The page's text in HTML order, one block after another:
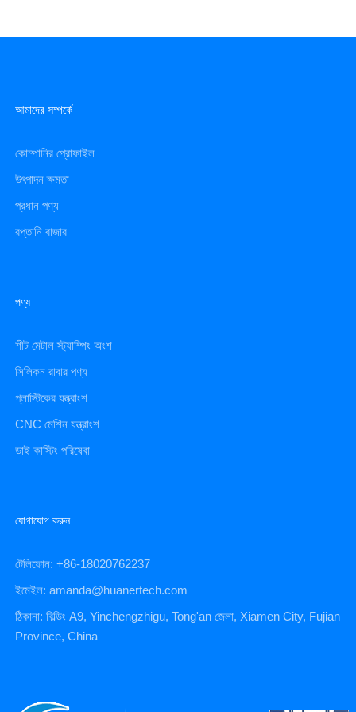
আমাদের সম্পর্কে
কোম্পানির প্রোফাইল
উৎপাদন ক্ষমতা
প্রধান পণ্য
রপ্তানি বাজার
পণ্য
শীট মেটাল স্ট্যাম্পিং অংশ
সিলিকন রাবার পণ্য
প্লাস্টিকের যন্ত্রাংশ
CNC মেশিন যন্ত্রাংশ
ডাই কাস্টিং পরিষেবা
যোগাযোগ করুন
টেলিফোন: +86-18020762237
ইমেইল: amanda@huanertech.com
ঠিকানা: বিল্ডিং A9, Yinchengzhigu, Tong'an জেলা, Xiamen City, Fujian
Province, China